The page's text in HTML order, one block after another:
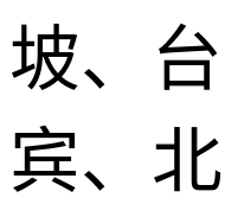
坡、
宾、